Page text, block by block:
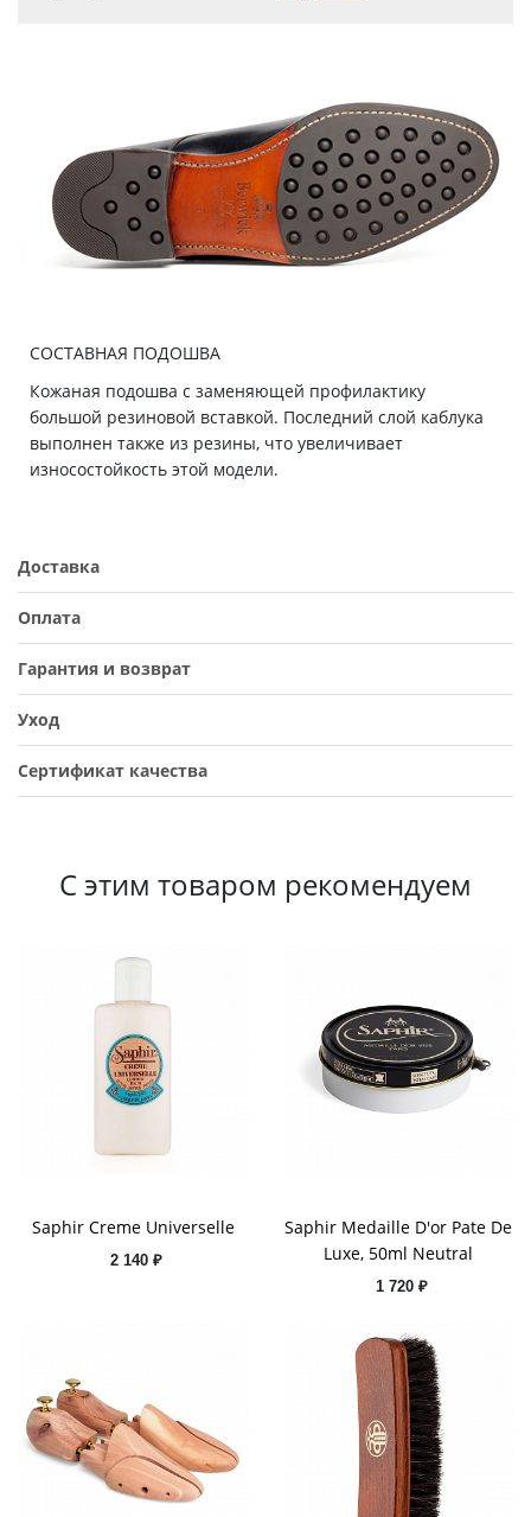
СОСТАВНАЯ ПОДОШВА
Кожаная подошва с заменяющей профилактику
большой резиновой вставкой. Последний слой каблука
выполнен также из резины, что увеличивает
износостойкость этой модели.
Доставка
Оплата
Гарантия и возврат
Уход
Сертификат качества
С этим товаром рекомендуем
Saphir Creme Universelle
2 140 ₽
Saphir Medaille D'or Pate De
Luxe, 50ml Neutral
1 720 ₽